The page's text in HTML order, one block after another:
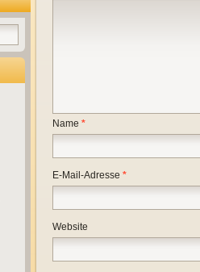
Name *
E-Mail-Adresse *
Website